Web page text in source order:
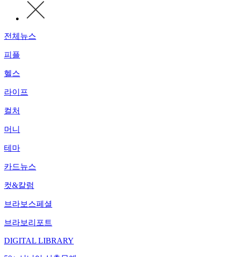
전체뉴스
피플
헬스
라이프
컬처
머니
테마
카드뉴스
컷&칼럼
브라보스페셜
브라보리포트
DIGITAL LIBRARY